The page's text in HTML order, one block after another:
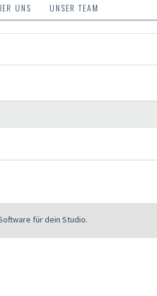
UNS UNSER TEAM
für dein Studio.